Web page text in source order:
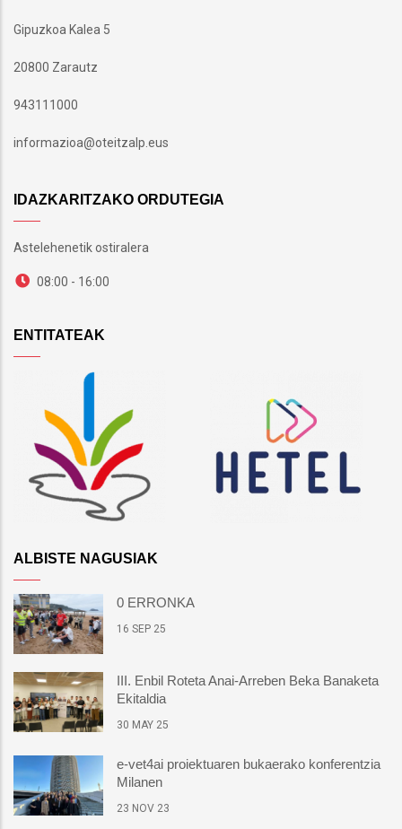
Gipuzkoa Kalea 5
20800 Zarautz
943111000
informazioa@oteitzalp.eus
IDAZKARITZAKO ORDUTEGIA
Astelehenetik ostiralera
08:00 - 16:00
ENTITATEAK
ALBISTE NAGUSIAK
0 ERRONKA
16 SEP 25
III. Enbil Roteta Anai-Arreben Beka Banaketa
Ekitaldia
30 MAY 25
e-vet4ai proiektuaren bukaerako konferentzia
Milanen
23 NOV 23